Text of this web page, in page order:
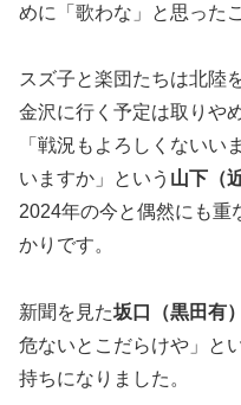
めに「歌わな」と思った
スズ子と楽団たちは北陸
金沢に行く予定は取りや
「戦況もよろしくないい
いますか」という 山下（
2024年の今と偶然にも重
かりです。
新聞を見た坂口（黒田有）
危ないとこだらけや」と
持ちになりました。